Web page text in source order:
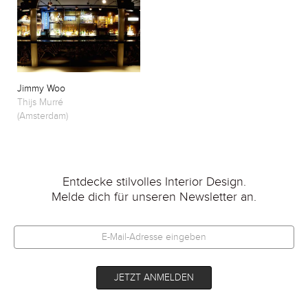
Jimmy Woo
Thijs Murré
(Amsterdam)
Entdecke stilvolles Interior Design.
Melde dich für unseren Newsletter an.